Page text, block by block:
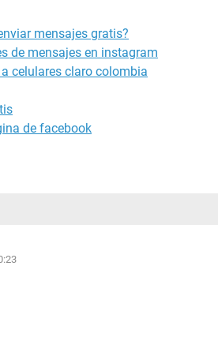
mensajes gratis?
de mensajes en instagram
celulares claro colombia
de facebook